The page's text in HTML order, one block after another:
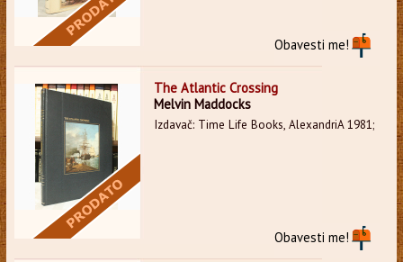
Obavesti me!
The Atlantic Crossing
Melvin Maddocks
Izdavač: Time Life Books, AlexandriA 1981;
Obavesti me!